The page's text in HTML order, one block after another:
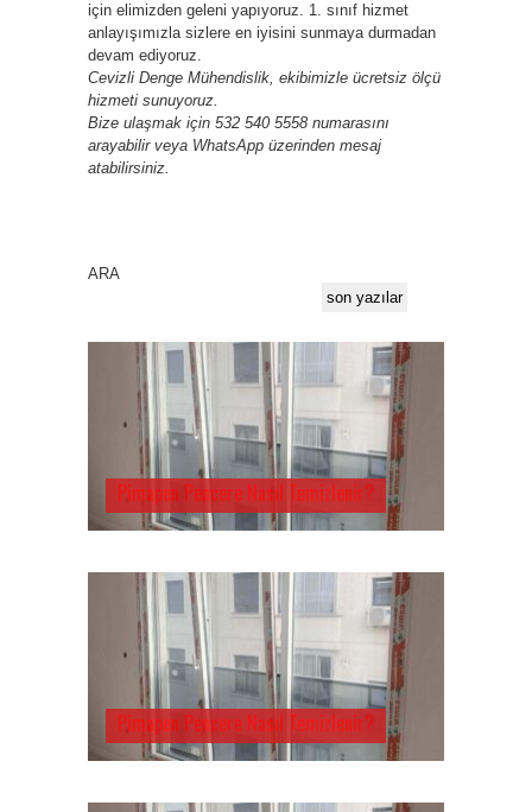
için elimizden geleni yapıyoruz. 1. sınıf hizmet
anlayışımızla sizlere en iyisini sunmaya durmadan
devam ediyoruz.
Cevizli Denge Mühendislik, ekibimizle ücretsiz ölçü
hizmeti sunuyoruz.
Bize ulaşmak için 532 540 5558 numarasını
arayabilir veya WhatsApp üzerinden mesaj
atabilirsiniz.
ARA
son yazılar
Pimapen Pencere Nasıl Temizlenir?
Pimapen Pencere Nasıl Temizlenir?